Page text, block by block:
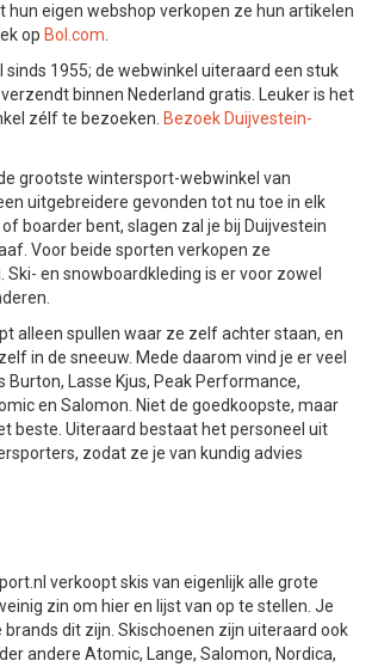
hun eigen webshop verkopen ze hun artikelen
op Bol.com
sinds 1955; de webwinkel uiteraard een stuk
binnen Nederland gratis. Leuker is het
zélf te bezoeken. Bezoek Duijvestein-
grootste wintersport-webwinkel van
uitgebreidere gevonden tot nu toe in elk
boarder bent, slagen zal je bij Duijvestein
Voor beide sporten verkopen ze
Ski- en snowboardkleding is er voor zowel
alleen spullen waar ze zelf achter staan, en
in de sneeuw. Mede daarom vind je er veel
Burton, Lasse Kjus, Peak Performance,
en Salomon. Niet de goedkoopste, maar
beste. Uiteraard bestaat het personeel uit
zodat ze je van kundig advies
verkoopt skis van eigenlijk alle grote
zin om hier en lijst van op te stellen. Je
dit zijn. Skischoenen zijn uiteraard ook
andere Atomic, Lange, Salomon, Nordica,